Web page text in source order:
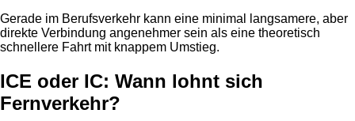
Gerade im Berufsverkehr kann eine minimal langsamere, aber
direkte Verbindung angenehmer sein als eine theoretisch
schnellere Fahrt mit knappem Umstieg.
ICE oder IC: Wann lohnt sich
Fernverkehr?